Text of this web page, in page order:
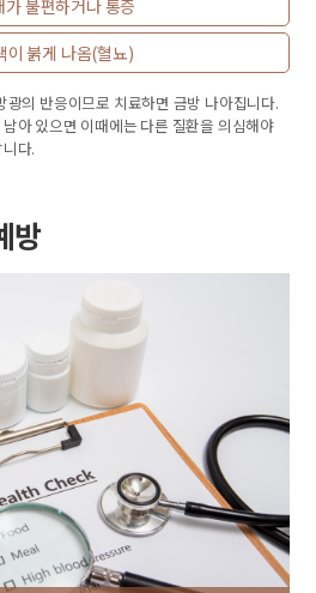
가 불편하거나 통증
이 붉게 나옴(혈뇨)
의 반응이므로 치료하면 금방 나아집니다.
아 있으면 이때에는 다른 질환을 의심해야
다.
방